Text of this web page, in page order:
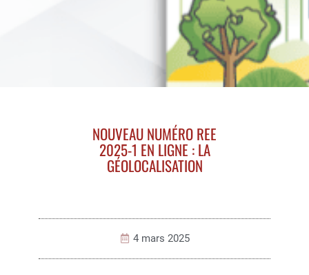
NOUVEAU NUMÉRO REE
2025-1 EN LIGNE : LA
GÉOLOCALISATION
4 mars 2025